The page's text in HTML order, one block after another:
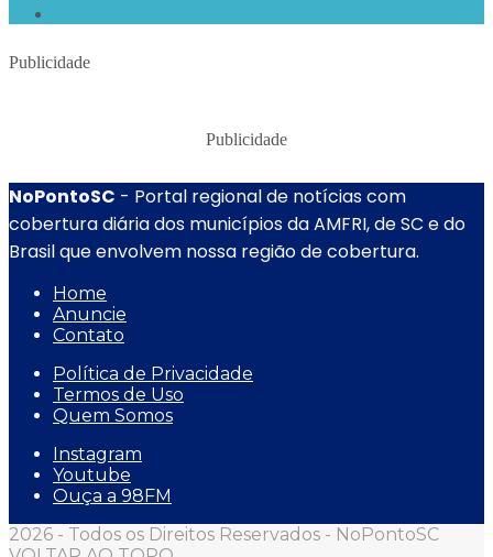
Publicidade
Publicidade
NoPontoSC - Portal regional de notícias com
cobertura diária dos municípios da AMFRI, de SC e do
Brasil que envolvem nossa região de cobertura.
Home
Anuncie
Contato
Política de Privacidade
Termos de Uso
Quem Somos
Instagram
Youtube
Ouça a 98FM
2026 - Todos os Direitos Reservados - NoPontoSC